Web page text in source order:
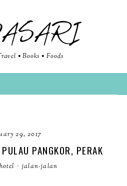
• Books • Foods
29, 2017
PANGKOR, PERAK
hotel · jalan-jalan